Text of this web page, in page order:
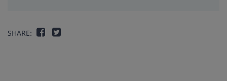
SHARE: